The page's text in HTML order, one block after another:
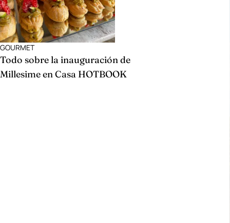
GOURMET
Todo sobre la inauguración de
Millesime en Casa HOTBOOK